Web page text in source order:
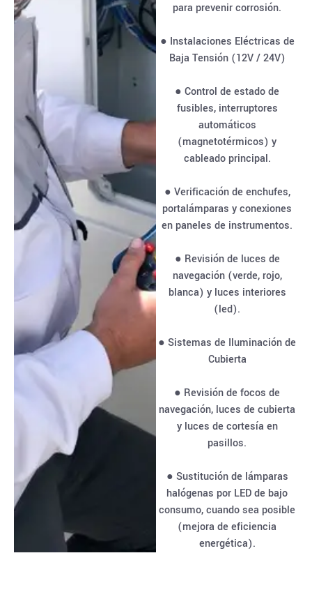
para prevenir corrosión.
● Instalaciones Eléctricas de
Baja Tensión (12V / 24V)
● Control de estado de
fusibles, interruptores
automáticos
(magnetotérmicos) y
cableado principal.
● Verificación de enchufes,
portalámparas y conexiones
en paneles de instrumentos.
● Revisión de luces de
navegación (verde, rojo,
blanca) y luces interiores
(led).
● Sistemas de Iluminación de
Cubierta
● Revisión de focos de
navegación, luces de cubierta
y luces de cortesía en
pasillos.
● Sustitución de lámparas
halógenas por LED de bajo
consumo, cuando sea posible
(mejora de eficiencia
energética).